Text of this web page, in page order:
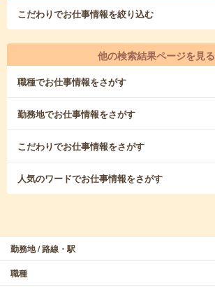
こだわりでお仕事情報を絞り込む
他の検索結果ページを見る
職種でお仕事情報をさがす
勤務地でお仕事情報をさがす
こだわりでお仕事情報をさがす
人気のワードでお仕事情報をさがす
勤務地 / 路線・駅
職種